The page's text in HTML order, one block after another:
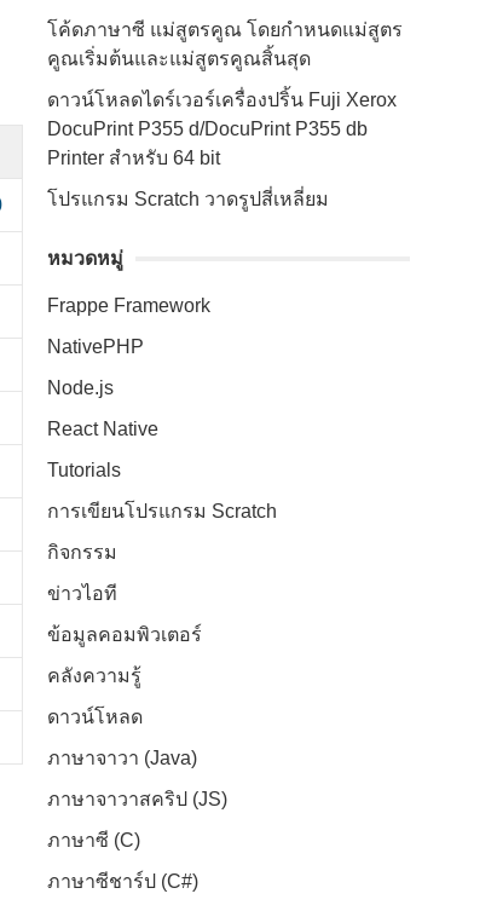
โค้ดภาษาซี แม่สูตรคูณ โดยกำหนดแม่สูตร
คูณเริ่มต้นและแม่สูตรคูณสิ้นสุด
ดาวน์โหลดไดร์เวอร์เครื่องปริ้น Fuji Xerox
DocuPrint P355 d/DocuPrint P355 db
Printer สำหรับ 64 bit
โปรแกรม Scratch วาดรูปสี่เหลี่ยม
หมวดหมู่
Frappe Framework
NativePHP
Node.js
React Native
Tutorials
การเขียนโปรแกรม Scratch
กิจกรรม
ข่าวไอที
ข้อมูลคอมพิวเตอร์
คลังความรู้
ดาวน์โหลด
ภาษาจาวา (Java)
ภาษาจาวาสคริป (JS)
ภาษาซี (C)
ภาษาซีชาร์ป (C#)